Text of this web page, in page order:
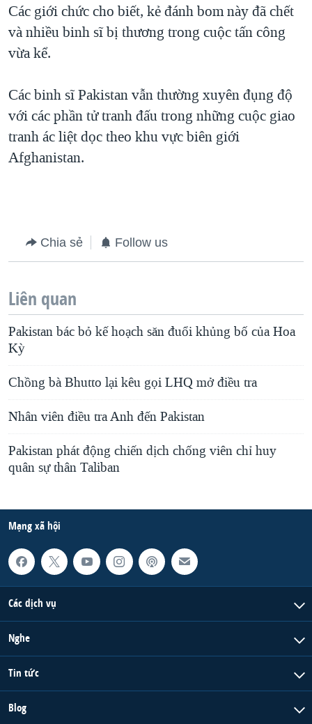
Các giới chức cho biết, kẻ đánh bom này đã chết
và nhiều binh sĩ bị thương trong cuộc tấn công
vừa kể.
Các binh sĩ Pakistan vẫn thường xuyên đụng độ
với các phần tử tranh đấu trong những cuộc giao
tranh ác liệt dọc theo khu vực biên giới
Afghanistan.
Chia sẻ Follow us
Liên quan
Pakistan bác bỏ kế hoạch săn đuổi khủng bố của Hoa
Kỳ
Chồng bà Bhutto lại kêu gọi LHQ mở điều tra
Nhân viên điều tra Anh đến Pakistan
Pakistan phát động chiến dịch chống viên chỉ huy
quân sự thân Taliban
Mạng xã hội
Các dịch vụ
Nghe
Tin tức
Blog